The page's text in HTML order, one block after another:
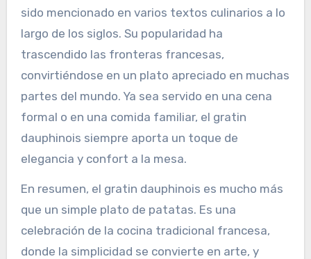
sido mencionado en varios textos culinarios a lo
largo de los siglos. Su popularidad ha
trascendido las fronteras francesas,
convirtiéndose en un plato apreciado en muchas
partes del mundo. Ya sea servido en una cena
formal o en una comida familiar, el gratin
dauphinois siempre aporta un toque de
elegancia y confort a la mesa.
En resumen, el gratin dauphinois es mucho más
que un simple plato de patatas. Es una
celebración de la cocina tradicional francesa,
donde la simplicidad se convierte en arte, y